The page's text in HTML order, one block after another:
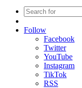
Article
Follow
Facebook
Twitter
YouTube
Instagram
TikTok
RSS